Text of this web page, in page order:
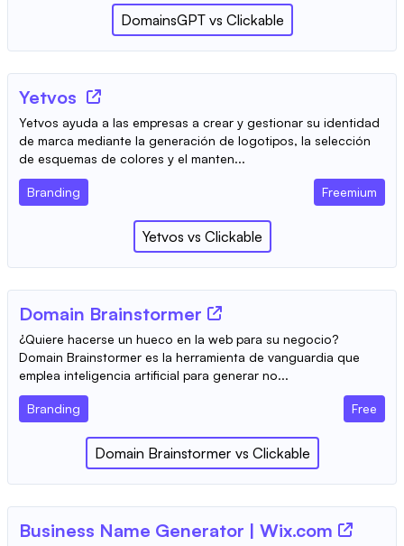
DomainsGPTvs Clickable
Yetvos
Yetvos ayuda a las empresas a crear y gestionar su identidad
de marca mediante la generación de logotipos, la selección
de esquemas de colores y el manten...
Branding Freemium
Yetvos vs Clickable
Domain Brainstormer
¿Quiere hacerse un hueco en la web para su negocio?
Domain Brainstormer es la herramienta de vanguardia que
emplea inteligencia artificial para generar no...
Branding Free
Domain Brainstormer vs Clickable
Business Name Generator | Wix.com